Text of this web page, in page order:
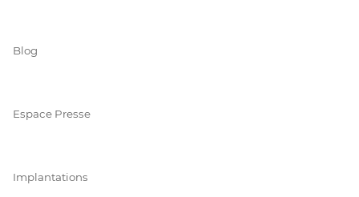
Blog
Espace Presse
Implantations